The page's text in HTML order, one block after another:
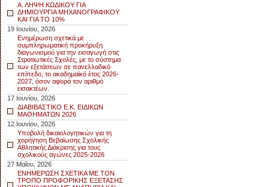
Α. ΛΗΨΗ ΚΩΔΙΚΟΥ ΓΙΑ
ΔΗΜΙΟΥΡΓΙΑ ΜΗΧΑΝΟΓΡΑΦΙΚΟΥ
ΚΑΙ ΓΙΑ ΤΟ 10%
19 Ιουνίου, 2026
Ενημέρωση σχετικά με
συμπληρωματική προκήρυξη
διαγωνισμού για την εισαγωγή στις
Στρατιωτικές Σχολές, με το σύστημα
των εξετάσεων σε πανελλαδικό
επίπεδο, το ακαδημαϊκό έτος 2026-
2027, όσον αφορά τον αριθμό
εισακτέων.
17 Ιουνίου, 2026
ΔΙΑΒΙΒΑΣΤΙΚΟ Ε.Κ. ΕΙΔΙΚΩΝ
ΜΑΘΗΜΑΤΩΝ 2026
12 Ιουνίου, 2026
Υποβολή δικαιολογητικών για τη
χορήγηση Βεβαίωσης Σχολικής
Αθλητικής Διάκρισης για τους
σχολικούς αγώνες 2025-2026
27 Μαΐου, 2026
ΕΝΗΜΕΡΩΣΗ ΣΧΕΤΙΚΑ ΜΕ ΤΟΝ
ΤΡΟΠΟ ΠΡΟΦΟΡΙΚΗΣ ΕΞΕΤΑΣΗΣ